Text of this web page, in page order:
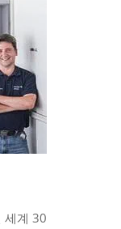
세계 30